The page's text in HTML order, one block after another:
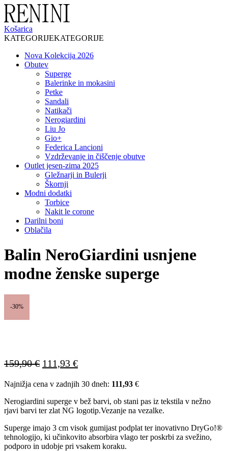
Košarica
KATEGORIJEKATEGORIJE
Nova Kolekcija 2026
Obutev
Superge
Balerinke in mokasini
Petke
Sandali
Natikači
Nerogiardini
Liu Jo
Gio+
Federica Lancioni
Vzdrževanje in čiščenje obutve
Outlet jesen-zima 2025
Gležnarji in Bulerji
Škornji
Modni dodatki
Torbice
Nakit le corone
Darilni boni
Oblačila
Balin NeroGiardini usnjene
modne ženske superge
-30%
159,90€ Izvirna
je
bila:
159,90 €.
111,93 €Trenutna
je:
111,93 €.
Najnižja cena v zadnjih 30 dneh: 111,93 €
Nerogiardini superge v bež barvi, ob stani pas iz tekstila v nežno
rjavi barvi ter zlat NG logotip.Vezanje na vezalke.
Superge imajo 3 cm visok gumijast podplat ter inovativno DryGo!®
tehnologijo, ki učinkovito absorbira vlago ter poskrbi za svežino,
podporo in udobje pri vsakem koraku.